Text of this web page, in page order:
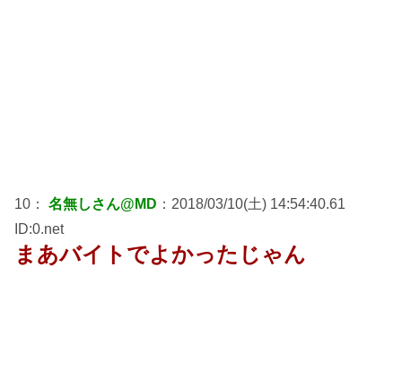
10： 名無しさん@MD ：2018/03/10(土) 14:54:40.61
ID:0.net
まあバイトでよかったじゃん